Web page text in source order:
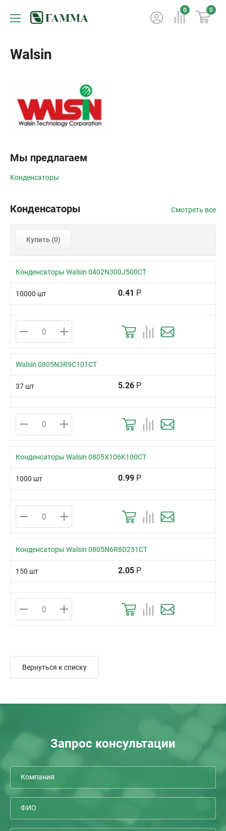
0 0
Walsin
Мы предлагаем
Конденсаторы
Конденсаторы Смотреть все
Купить (0)
Конденсаторы Walsin 0402N300J500CT
10000 шт 0.41 Р
Walsin 0805N3R9C101CT
37 шт 5.26 Р
Конденсаторы Walsin 0805X106K100CT
1000 шт 0.99 Р
Конденсаторы Walsin 0805N6R8D251CT
150 шт 2.05 Р
Вернуться к списку
Запрос консультации